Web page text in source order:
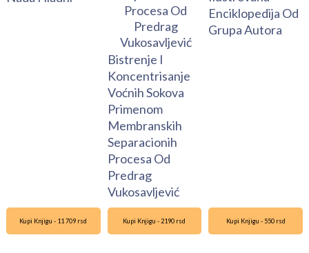
Bistrenje I
Koncentrisanje
Voćnih Sokova
Primenom
Membranskih
Separacionih
Procesa Od
Predrag
Vukosavljević
Enciklopedija Od
Grupa Autora
Kupi Knjigu - 11 709 rsd Kupi Knjigu - 2190 rsd Kupi Knjigu - 550 rsd